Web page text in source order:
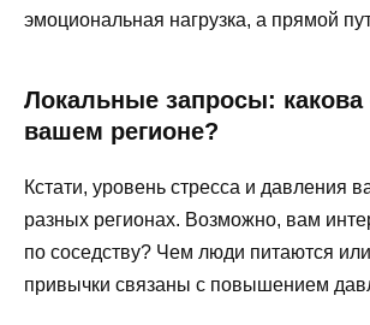
эмоциональная нагрузка, а прямой
Локальные запросы: какова
вашем регионе?
Кстати, уровень стресса и давления
разных регионах. Возможно, вам
по соседству? Чем люди питаются
привычки связаны с повышением